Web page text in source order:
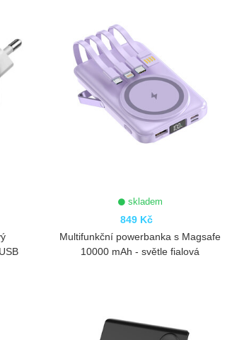
skladem
849 Kč
Multifunkční powerbanka s Magsafe
10000 mAh - světle fialová